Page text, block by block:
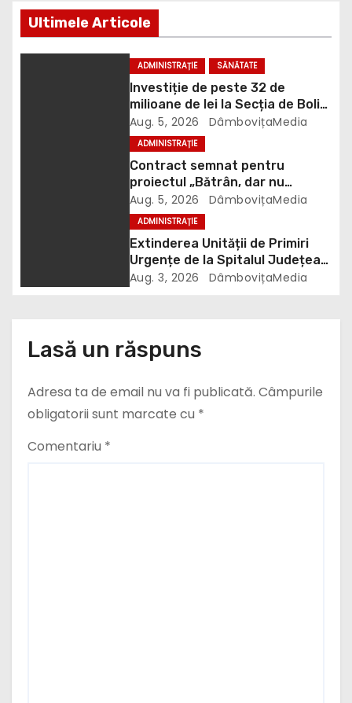
n
l
Ultimele Articole
ADMINISTRAȚIE SĂNĂTATE
Investiție de peste 32 de
milioane de lei la Secția de Boli
Infecțioase din Târgoviște
Aug. 5, 2026 DâmbovițaMedia
ADMINISTRAȚIE
Contract semnat pentru
proiectul „Bătrân, dar nu
singur”. 106 vârstnici vor
beneficia de îngrijire la domiciliu
Aug. 5, 2026 DâmbovițaMedia
ADMINISTRAȚIE
Extinderea Unității de Primiri
Urgențe de la Spitalul Județean
Târgoviște este aproape gata
Aug. 3, 2026 DâmbovițaMedia
Lasă un răspuns
Adresa ta de email nu va fi publicată. Câmpurile
obligatorii sunt marcate cu *
Comentariu *